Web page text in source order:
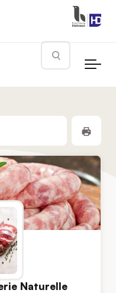
Rechercher
Naturelle